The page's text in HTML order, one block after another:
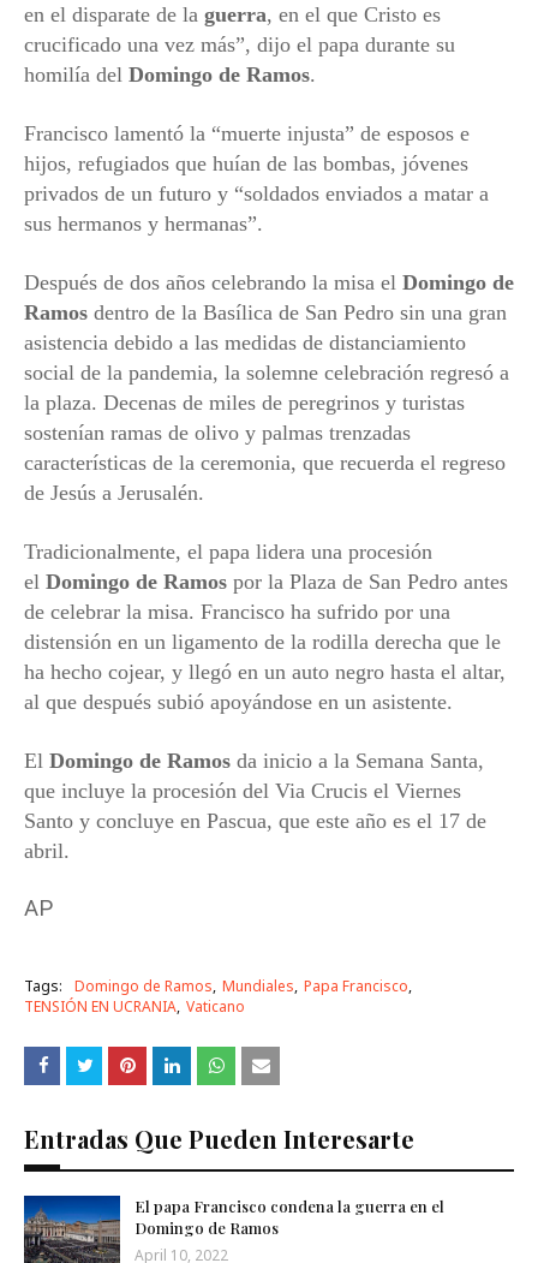
en el disparate de la guerra, en el que Cristo es
crucificado una vez más”, dijo el papa durante su
homilía del Domingo de Ramos.
Francisco lamentó la “muerte injusta” de esposos e
hijos, refugiados que huían de las bombas, jóvenes
privados de un futuro y “soldados enviados a matar a
sus hermanos y hermanas”.
Después de dos años celebrando la misa el Domingo de
Ramos dentro de la Basílica de San Pedro sin una gran
asistencia debido a las medidas de distanciamiento
social de la pandemia, la solemne celebración regresó a
la plaza. Decenas de miles de peregrinos y turistas
sostenían ramas de olivo y palmas trenzadas
características de la ceremonia, que recuerda el regreso
de Jesús a Jerusalén.
Tradicionalmente, el papa lidera una procesión
el Domingo de Ramos por la Plaza de San Pedro antes
de celebrar la misa. Francisco ha sufrido por una
distensión en un ligamento de la rodilla derecha que le
ha hecho cojear, y llegó en un auto negro hasta el altar,
al que después subió apoyándose en un asistente.
El Domingo de Ramos da inicio a la Semana Santa,
que incluye la procesión del Via Crucis el Viernes
Santo y concluye en Pascua, que este año es el 17 de
abril.
AP
Tags: Domingo de Ramos Mundiales Papa Francisco
TENSIÓN EN UCRANIA Vaticano
Entradas Que Pueden Interesarte
El papa Francisco condena la guerra en el
Domingo de Ramos
April 10, 2022